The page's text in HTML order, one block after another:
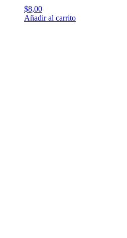
$8,00
Añadir al carrito